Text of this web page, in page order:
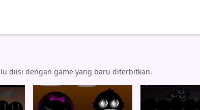
diisi dengan game yang baru diterbitkan.